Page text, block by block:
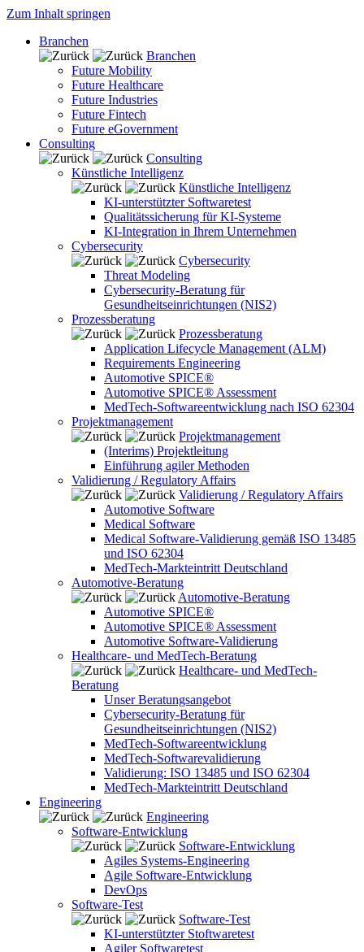
Zum Inhalt springen
Branchen
Branchen
Future Mobility
Future Healthcare
Future Industries
Future Fintech
Future eGovernment
Consulting
Consulting
Künstliche Intelligenz
Künstliche Intelligenz
KI-unterstützter Softwaretest
Qualitätssicherung für KI-Systeme
KI-Integration in Ihrem Unternehmen
Cybersecurity
Cybersecurity
Threat Modeling
Cybersecurity-Beratung für
Gesundheitseinrichtungen (NIS2)
Prozessberatung
Prozessberatung
Application Lifecycle Management (ALM)
Requirements Engineering
Automotive SPICE®
Automotive SPICE® Assessment
MedTech-Softwareentwicklung nach ISO 62304
Projektmanagement
Projektmanagement
(Interims) Projektleitung
Einführung agiler Methoden
Validierung / Regulatory Affairs
Validierung / Regulatory Affairs
Automotive Software
Medical Software
Medical Software-Validierung gemäß ISO 13485
und ISO 62304
MedTech-Markteintritt Deutschland
Automotive-Beratung
Automotive-Beratung
Automotive SPICE®
Automotive SPICE® Assessment
Automotive Software-Validierung
Healthcare- und MedTech-Beratung
Healthcare- und MedTech-
Beratung
Unser Beratungsangebot
Cybersecurity-Beratung für
Gesundheitseinrichtungen (NIS2)
MedTech-Softwareentwicklung
MedTech-Softwarevalidierung
Validierung: ISO 13485 und ISO 62304
MedTech-Markteintritt Deutschland
Engineering
Engineering
Software-Entwicklung
Software-Entwicklung
Agiles Systems-Engineering
Agile Software-Entwicklung
DevOps
Software-Test
Software-Test
KI-unterstützter Stoftwaretest
Agiler Softwaretest